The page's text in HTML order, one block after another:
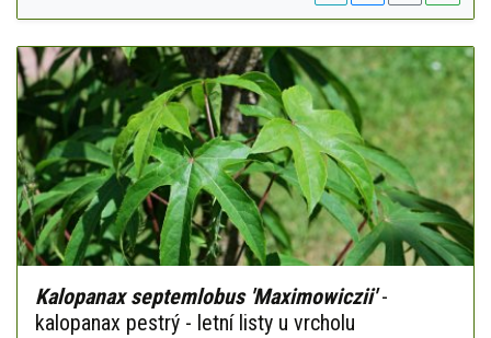
Kalopanax septemlobus 'Maximowiczii'-
kalopanax pestrý - letní listy u vrcholu